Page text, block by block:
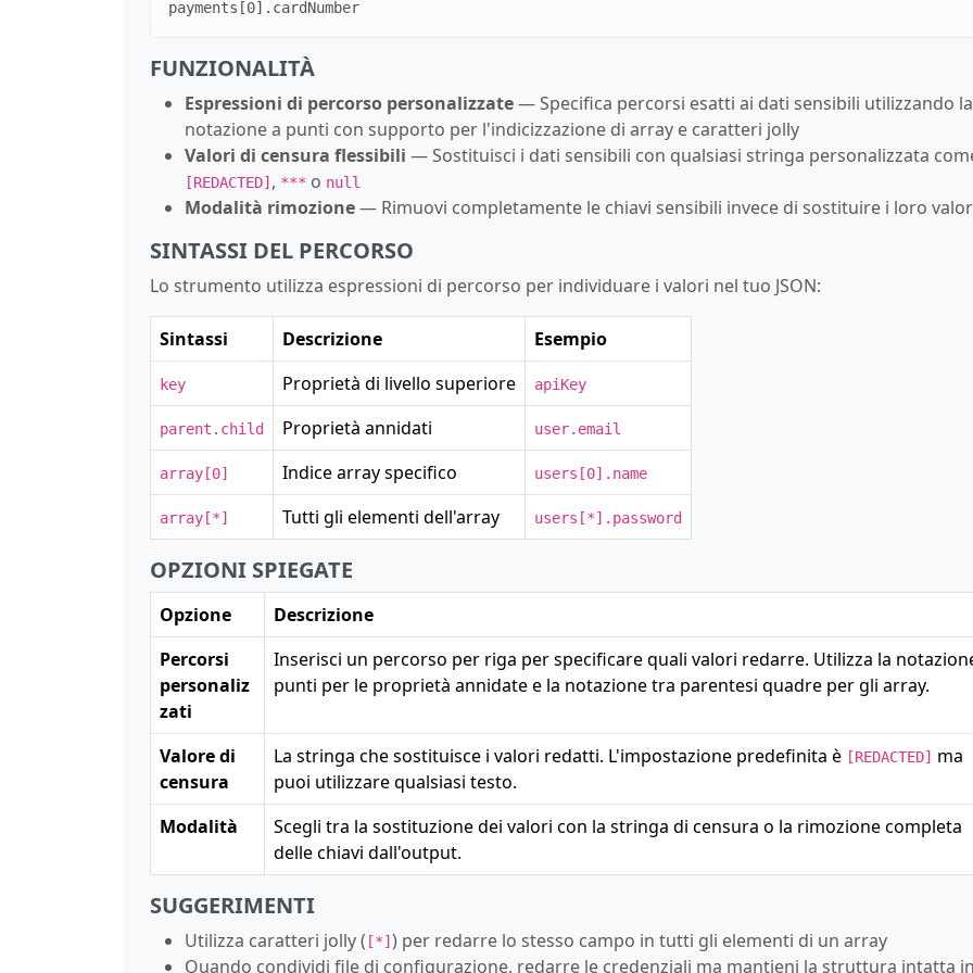
payments[0].cardNumber
FUNZIONALITÀ
Espressioni di percorso personalizzate— Specifica percorsi esatti ai dati sensibili utilizzando la
notazione a punti con supporto per l'indicizzazione di array e caratteri jolly
Valori di censura flessibili — Sostituisci i dati sensibili con qualsiasi stringa personalizzata
[REDACTED] , *** o null
Modalità rimozione— Rimuovi completamente le chiavi sensibili invece di sostituire i loro
SINTASSI DEL PERCORSO
Lo strumento utilizza espressioni di percorso per individuare i valori nel tuo JSON:
Sintassi Descrizione Esempio
key Proprietà di livello superiore apiKey
parent.child Proprietà annidati user.email
array[0] Indice array specifico users[0].name
array[*] Tutti gli elementi dell'array users[*].password
OPZIONI SPIEGATE
Opzione
Descrizione
Percorsi
personaliz
zati
Inserisci un percorso per riga per specificare quali valori redarre. Utilizza la
punti per le proprietà annidate e la notazione tra parentesi quadre per gli array.
Valore di
censura
La stringa che sostituisce i valori redatti. L'impostazione predefinita è [REDACTED] ma
puoi utilizzare qualsiasi testo.
Modalità
Scegli tra la sostituzione dei valori con la stringa di censura o la rimozione completa
delle chiavi dall'output.
SUGGERIMENTI
Utilizza caratteri jolly ( [*] ) per redarre lo stesso campo in tutti gli elementi di un array
Quando condividi file di configurazione, redarre le credenziali ma mantieni la struttura intatta